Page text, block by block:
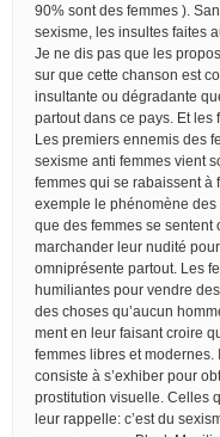
90% sont des femmes ).
sexisme, les insultes faites
Je ne dis pas que les
sur que cette chanson est
insultante ou dégradante
partout dans ce pays. Et les
Les premiers ennemis des
sexisme anti femmes vient
femmes qui se rabaissent
exemple le phénomène des
que des femmes se sentent
marchander leur nudité
omniprésente partout. Les
humiliantes pour vendre
des choses qu’aucun
ment en leur faisant croire
femmes libres et modernes.
consiste à s’exhiber pour
prostitution visuelle. Celles
leur rappelle: c’est du